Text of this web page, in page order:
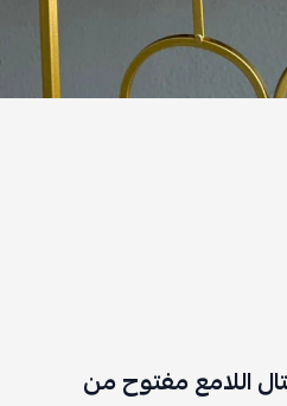
اللامع مفتوح من